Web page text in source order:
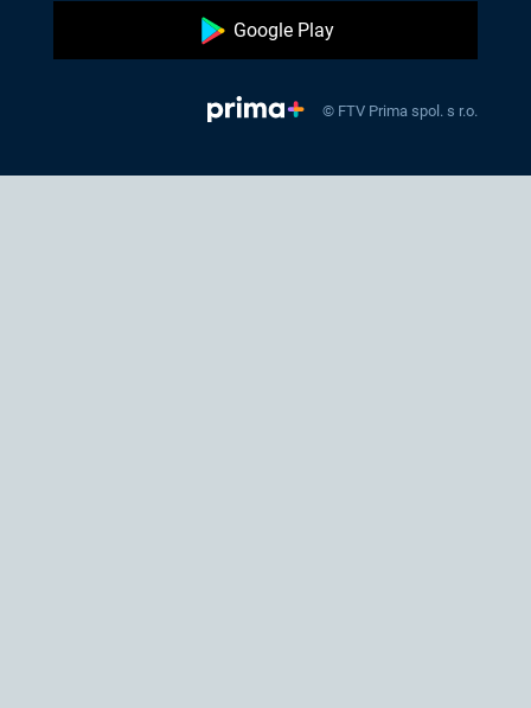
Google Play
© FTV Prima spol. s r.o.